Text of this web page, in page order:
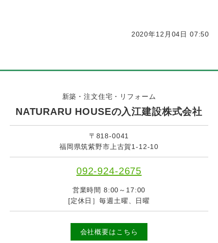
2020年12月04日 07:50
新築・注文住宅・リフォーム
NATURARU HOUSEの入江建設株式会社
〒818-0041
福岡県筑紫野市上古賀1-12-10
092-924-2675
営業時間 8:00～17:00
[定休日］毎週土曜、日曜
会社概要はこちら